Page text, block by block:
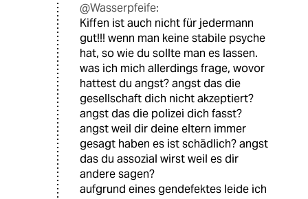
@Wasserpfeife:
Kiffen ist auch nicht für jedermann
gut!!! wenn man keine stabile psyche
hat, so wie du sollte man es lassen.
was ich mich allerdings frage, wovor
hattest du angst? angst das die
gesellschaft dich nicht akzeptiert?
angst das die polizei dich fasst?
angst weil dir deine eltern immer
gesagt haben es ist schädlich? angst
das du assozial wirst weil es dir
andere sagen?
aufgrund eines gendefektes leide ich